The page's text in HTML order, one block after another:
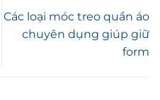
Các loại móc treo quần áo
chuyên dụng giúp giữ
form